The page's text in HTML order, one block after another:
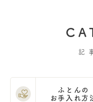
記
ふとんの
お手入れ方